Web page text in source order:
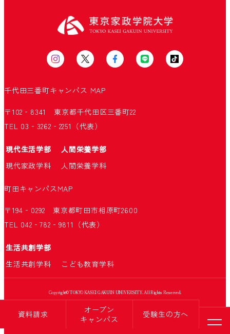
資料請求
オープン
キャンパス
受験生の方へ
メニ
千代田三番町キャンパス MAP
〒102‐8341 東京都千代田区三番町22
TEL 03‐3262‐2251（代表）
現代生活学部
人間栄養学部
現代家政学科
人間栄養学科
町田キャンパスMAP
〒194‐0292 東京都町田市相原町2600
TEL 042‐782‐9811（代表）
生活共創学部
生活共創学科
こども教育学科
Copyright© TOKYO KASEI GAKUIN UNIVERSITY. All Rights Reserved.